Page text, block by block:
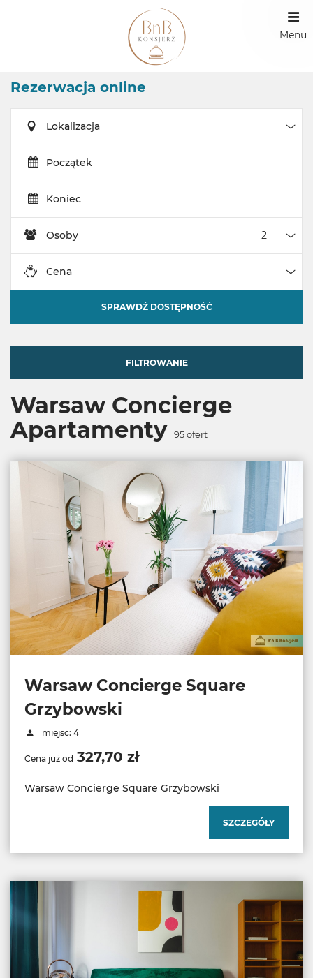
Menu
Rezerwacja online
Lokalizacja
Początek
Koniec
Osoby
Cena
SPRAWDŹ DOSTĘPNOŚĆ
FILTROWANIE
Warsaw Concierge
Apartamenty
95 ofert
Warsaw Concierge Square
Grzybowski
miejsc: 4
Cena już od 327,70 zł
Warsaw Concierge Square Grzybowski
SZCZEGÓŁY